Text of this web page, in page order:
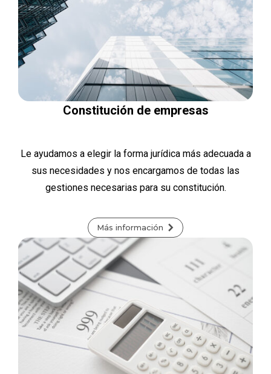
Constitución de empresas
Le ayudamos a elegir la forma jurídica más adecuada a
sus necesidades y nos encargamos de todas las
gestiones necesarias para su constitución.
Más información